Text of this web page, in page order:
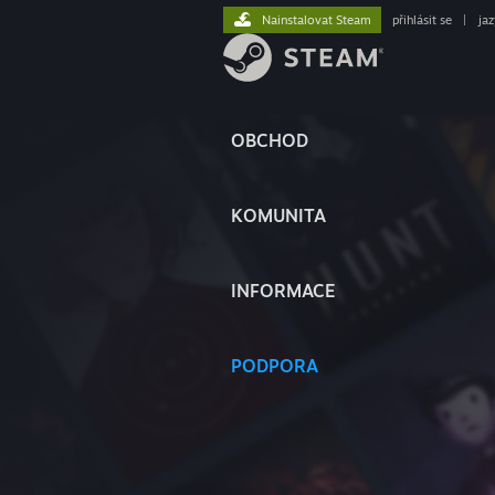
OBCHOD
KOMUNITA
INFORMACE
PODPORA
Nainstalovat Steam přihlásit se